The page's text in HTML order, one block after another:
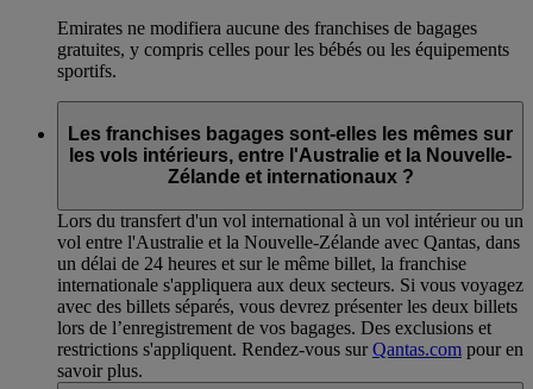
Emirates ne modifiera aucune des franchises de bagages
gratuites, y compris celles pour les bébés ou les équipements
sportifs.
Les franchises bagages sont-elles les mêmes sur
les vols intérieurs, entre l'Australie et la Nouvelle-
Zélande et internationaux ?
Lors du transfert d'un vol international à un vol intérieur ou un
vol entre l'Australie et la Nouvelle-Zélande avec Qantas, dans
un délai de 24 heures et sur le même billet, la franchise
internationale s'appliquera aux deux secteurs. Si vous voyagez
avec des billets séparés, vous devrez présenter les deux billets
lors de l’enregistrement de vos bagages. Des exclusions et
restrictions s'appliquent. Rendez-vous surQantas.com pour en
savoir plus.